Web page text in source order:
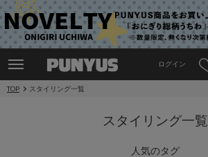
ログイン
TOP スタイリング一覧
スタイリング一覧
人気のタグ